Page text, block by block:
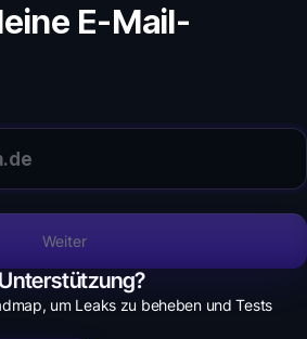
E-Mail-
Weiter
um Leaks zu beheben und Tests